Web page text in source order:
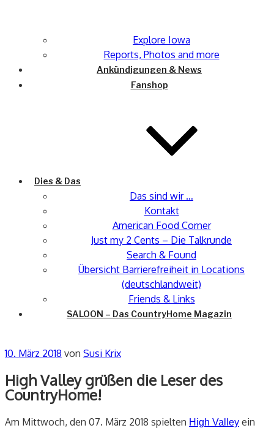
Explore Iowa
Reports, Photos and more
Ankündigungen & News
Fanshop
Dies & Das
Das sind wir …
Kontakt
American Food Corner
Just my 2 Cents – Die Talkrunde
Search & Found
Übersicht Barrierefreiheit in Locations
(deutschlandweit)
Friends & Links
SALOON – Das CountryHome Magazin
Veröffentlicht
10. März 2018 von Susi Krix
High Valley grüßen die Leser des
CountryHome!
Am Mittwoch, den 07. März 2018 spielten High Valley ein